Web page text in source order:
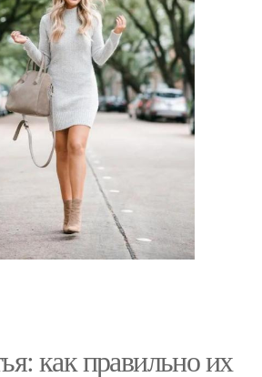
как правильно их